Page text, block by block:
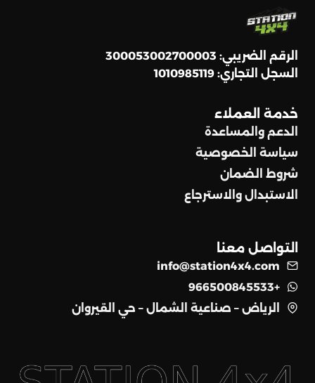
الرقم الضريبي: 300053002700003
السجل التجاري: 1010985119
خدمة العملاء
الدعم والمساعدة
سياسة الخصوصية
شروط الضمان
الاستبدال والاسترجاع
التواصل معنا
info@station4x4.com
+966500845533
الرياض – صناعية الشمال – حي القيروان